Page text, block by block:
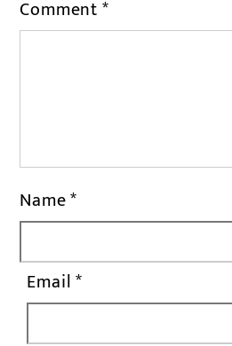
Comment*
Name*
Email*